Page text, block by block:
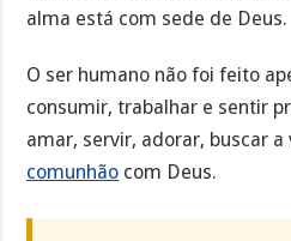
alma está com sede de Deus.
O ser humano não foi feito
consumir, trabalhar e sentir
amar, servir, adorar, buscar
comunhão com Deus.